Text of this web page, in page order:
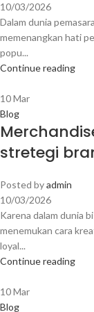
10/03/2026
Dalam dunia
memenangkan hati
popu...
Continue reading
10Mar
Blog
stretegi
Posted byadmin
10/03/2026
Karena dalam dunia
menemukan cara
loyal...
Continue reading
10Mar
Blog